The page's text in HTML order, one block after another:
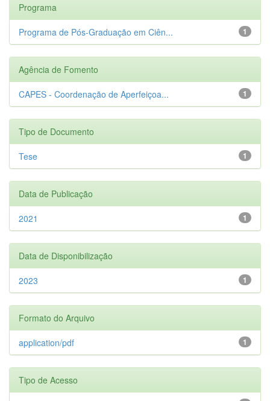
Programa
1
Programa de Pós-Graduação em Ciên...
Agência de Fomento
1
CAPES - Coordenação de Aperfeiçoa...
Tipo de Documento
1
Tese
Data de Publicação
1
2021
Data de Disponibilização
1
2023
Formato do Arquivo
1
application/pdf
Tipo de Acesso